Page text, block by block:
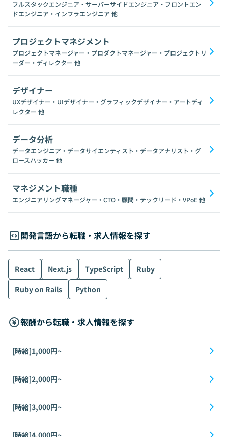
フルスタックエンジニア・サーバーサイドエンジニア・フロントエン
ドエンジニア・インフラエンジニア 他
プロジェクトマネジメント
プロジェクトマネージャー・プロダクトマネージャー・プロジェクトリ
ーダー・ディレクター 他
デザイナー
UXデザイナー・UIデザイナー・グラフィックデザイナー・アートディ
レクター 他
データ分析
データエンジニア・データサイエンティスト・データアナリスト・グ
ロースハッカー 他
マネジメント職種
エンジニアリングマネージャー・CTO・顧問・テックリード・VPoE他
開発言語から転職・求人情報を探す
React Next.js TypeScript
Ruby
Ruby on Rails
Python
報酬から転職・求人情報を探す
[時給]1,000円~
[時給]2,000円~
[時給]3,000円~